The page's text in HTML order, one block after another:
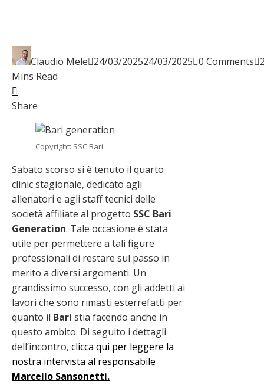
Claudio Mele 24/03/202524/03/2025 0 Comments
Mins Read
Facebook
Twitter
LinkedIn
Pinterest
Share
Copyright: SSC Bari
Sabato scorso si è tenuto il quarto
clinic stagionale, dedicato agli
allenatori e agli staff tecnici delle
società affiliate al progetto SSC Bari
Generation. Tale occasione è stata
utile per permettere a tali figure
professionali di restare sul passo in
merito a diversi argomenti. Un
grandissimo successo, con gli addetti ai
lavori che sono rimasti esterrefatti per
quanto il Bari stia facendo anche in
questo ambito. Di seguito i dettagli
dell’incontro, clicca qui per leggere la
nostra intervista al responsabile
Marcello Sansonetti.